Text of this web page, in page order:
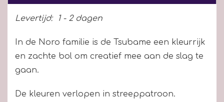
Levertijd: 1 - 2 dagen
In de Noro familie is de Tsubame een kleurrijk
en zachte bol om creatief mee aan de slag te
gaan.
De kleuren verlopen in streeppatroon.